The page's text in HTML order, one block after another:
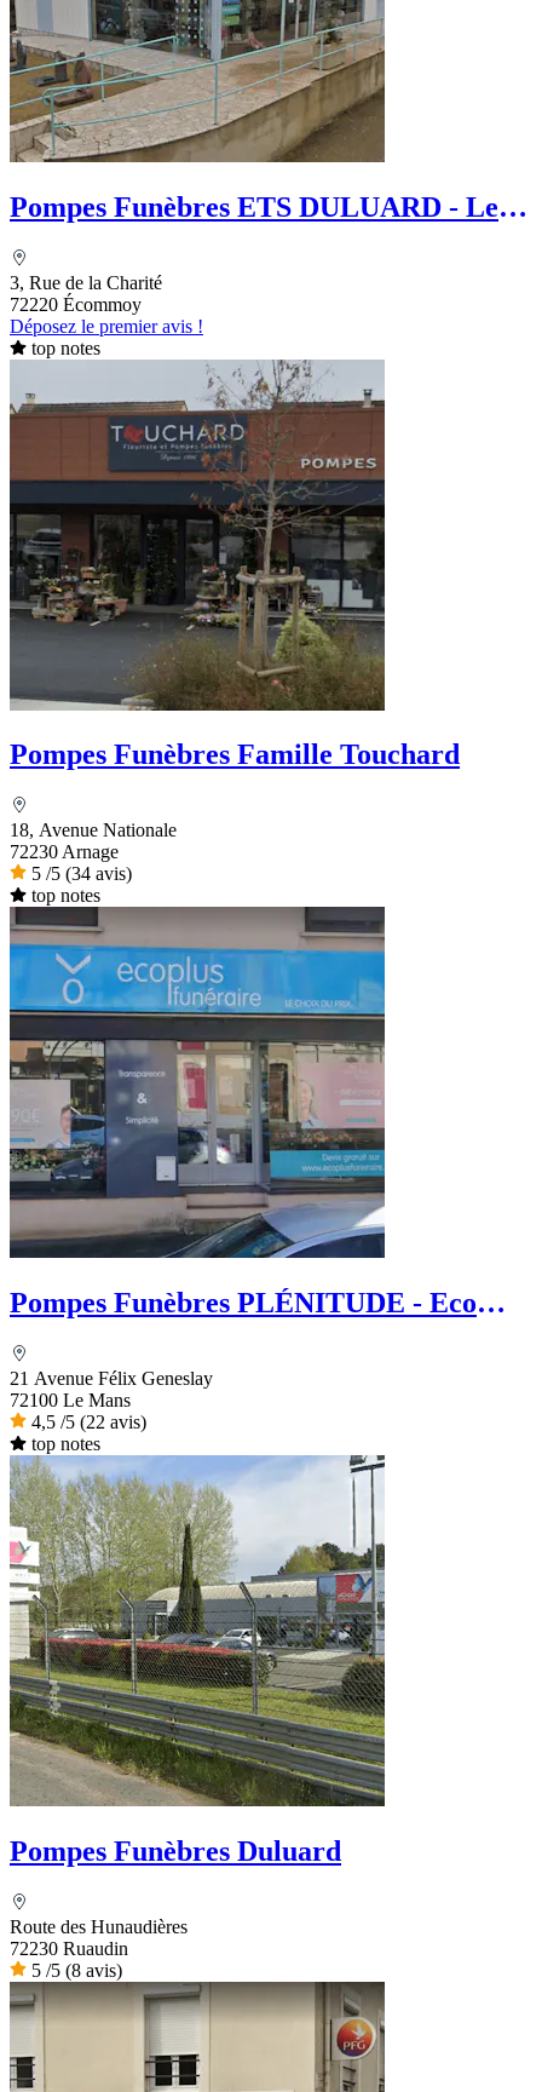
Pompes Funèbres ETS DULUARD - Le
3, Rue de la Charité
72220 Écommoy
Déposez le premier avis !
top notes
Pompes Funèbres Famille Touchard
18, Avenue Nationale
72230 Arnage
5 /5 (34 avis)
top notes
Pompes Funèbres PLÉNITUDE - Eco
21 Avenue Félix Geneslay
72100 Le Mans
4,5 /5 (22 avis)
top notes
Pompes Funèbres Duluard
Route des Hunaudières
72230 Ruaudin
5 /5 (8 avis)